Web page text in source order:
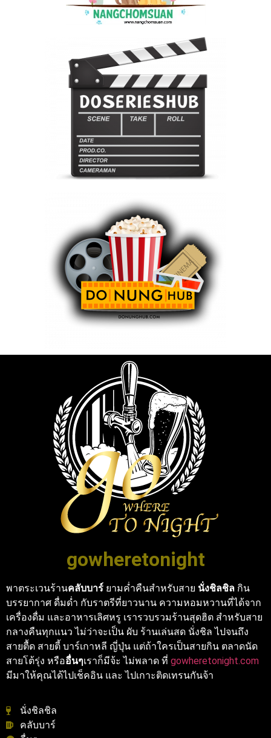
gowheretonight
พาตระเวนร้านคลับบาร์ ยามค่ำคืนสำหรับสาย นั่งชิลชิล กิน
บรรยากาศ ดื่มด่ำ กับราตรีที่ยาวนาน ความหอมหวานที่ได้จาก
เครื่องดื่ม และอาหารเลิศหรู เรารวบรวมร้านสุดฮิต สำหรับสาย
กลางคืนทุกแนว ไม่ว่าจะเป็น ผับ ร้านเล่นสด นั่งชิล ไปจนถึง
สายตื้ด สายตี้ บาร์เกาหลี ญี่ปุ่น แต่ถ้าใครเป็นสายกิน ตลาดนัด
สายโต้รุ่ง หรืออื่นๆเราก็มีจ้ะ ไม่พลาด ที่ gowheretonight.com
มีมาให้คุณได้ไปเช็คอิน และ ไปเกาะติดเทรนกันจ้า
นั่งชิลชิล
คลับบาร์